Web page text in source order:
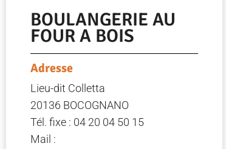
BOULANGERIE AU
FOUR A BOIS
Adresse
Lieu-dit Colletta
20136 BOCOGNANO
Tél. fixe : 04 20 04 50 15
Mail :